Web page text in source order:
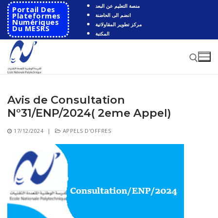
Aller
contenu
Portail Des
Plateformes
Numériques
Du MESRS
منصة التعليم عن البعد
انضم الى الحاضنة
مركز تطوير المقاولاتية
المكتبة
Rechercher :
Rechercher
:
Présentation
Départements
Avis de Consultation
N°31/ENP/2024( 2eme Appel)
17/12/2024 | APPELS D'OFFRES